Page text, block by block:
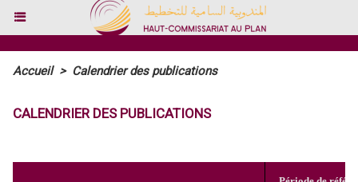
Accueil > Calendrier des publications
CALENDRIER DES PUBLICATIONS